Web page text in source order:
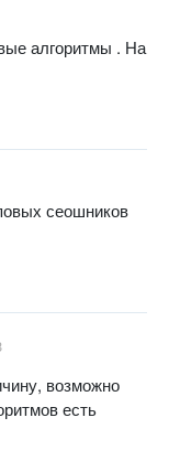
алгоритмы . На
сеошников
возможно
есть